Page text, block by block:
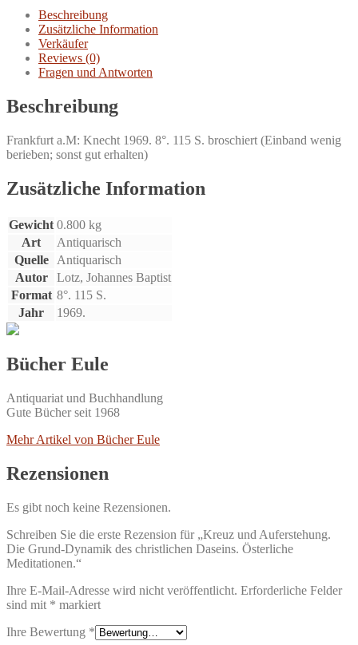
Dynamik
christlichen
Daseins.
Österliche
Meditationen.
Menge
Beschreibung
Zusätzliche Information
Verkäufer
Reviews (0)
Fragen und Antworten
Beschreibung
Frankfurt a.M: Knecht 1969. 8°. 115 S. broschiert (Einband wenig
berieben; sonst gut erhalten)
Zusätzliche Information
Gewicht 0.800 kg
Art
Antiquarisch
Quelle
Antiquarisch
Autor
Lotz, Johannes Baptist
Format 8°. 115 S.
Jahr
1969.
Bücher Eule
Antiquariat und Buchhandlung
Gute Bücher seit 1968
Mehr Artikel von Bücher Eule
Rezensionen
Es gibt noch keine Rezensionen.
Schreiben Sie die erste Rezension für „Kreuz und Auferstehung.
Die Grund-Dynamik des christlichen Daseins. Österliche
Meditationen.“
Ihre E-Mail-Adresse wird nicht veröffentlicht. Erforderliche Felder
sind mit * markiert
Ihre Bewertung *